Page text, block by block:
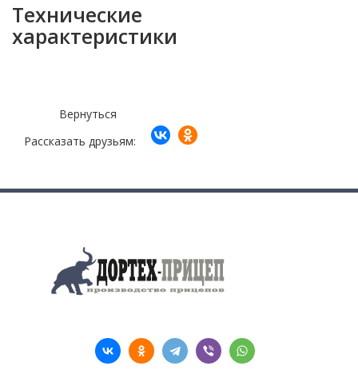
Технические
характеристики
Вернуться
Рассказать друзьям: